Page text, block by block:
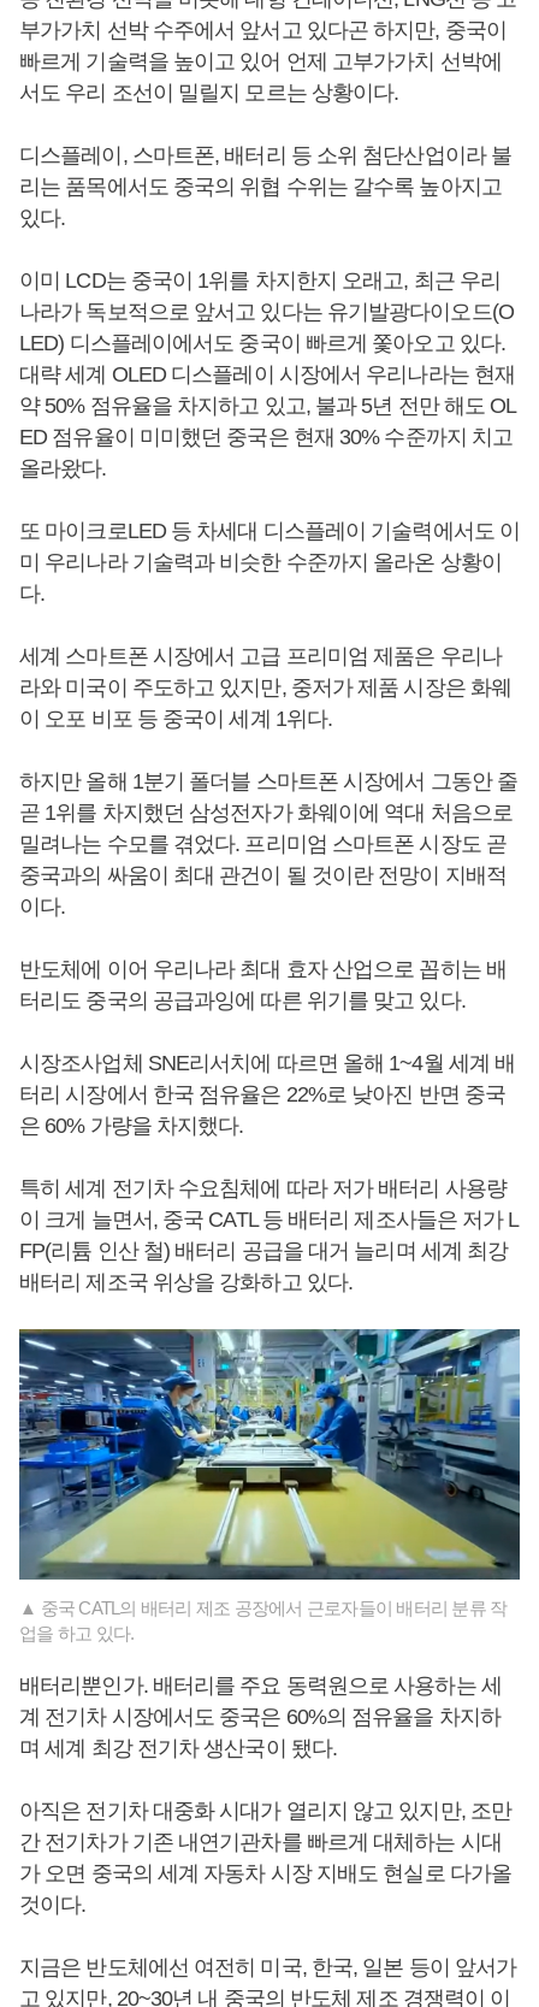
부가가치 선박 수주에서 앞서고 있다곤 하지만, 중국이
빠르게 기술력을 높이고 있어 언제 고부가가치 선박에
서도 우리 조선이 밀릴지 모르는 상황이다.
디스플레이, 스마트폰, 배터리 등 소위 첨단산업이라 불
리는 품목에서도 중국의 위협 수위는 갈수록 높아지고
있다.
이미 LCD는 중국이 1위를 차지한지 오래고, 최근 우리
나라가 독보적으로 앞서고 있다는 유기발광다이오드(O
LED) 디스플레이에서도 중국이 빠르게 쫓아오고 있다.
대략 세계 OLED 디스플레이 시장에서 우리나라는 현재
약 50% 점유율을 차지하고 있고, 불과 5년 전만 해도 OL
ED 점유율이 미미했던 중국은 현재 30% 수준까지 치고
올라왔다.
또 마이크로LED 등 차세대 디스플레이 기술력에서도 이
미 우리나라 기술력과 비슷한 수준까지 올라온 상황이
다.
세계 스마트폰 시장에서 고급 프리미엄 제품은 우리나
라와 미국이 주도하고 있지만, 중저가 제품 시장은 화웨
이 오포 비포 등 중국이 세계 1위다.
하지만 올해 1분기 폴더블 스마트폰 시장에서 그동안 줄
곧 1위를 차지했던 삼성전자가 화웨이에 역대 처음으로
밀려나는 수모를 겪었다. 프리미엄 스마트폰 시장도 곧
중국과의 싸움이 최대 관건이 될 것이란 전망이 지배적
이다.
반도체에 이어 우리나라 최대 효자 산업으로 꼽히는 배
터리도 중국의 공급과잉에 따른 위기를 맞고 있다.
시장조사업체 SNE리서치에 따르면 올해 1~4월 세계 배
터리 시장에서 한국 점유율은 22%로 낮아진 반면 중국
은 60% 가량을 차지했다.
특히 세계 전기차 수요침체에 따라 저가 배터리 사용량
이 크게 늘면서, 중국 CATL 등 배터리 제조사들은 저가 L
FP(리튬 인산 철) 배터리 공급을 대거 늘리며 세계 최강
배터리 제조국 위상을 강화하고 있다.
▲ 중국 CATL의 배터리 제조 공장에서 근로자들이 배터리 분류 작
업을 하고 있다.
배터리뿐인가. 배터리를 주요 동력원으로 사용하는 세
계 전기차 시장에서도 중국은 60%의 점유율을 차지하
며 세계 최강 전기차 생산국이 됐다.
아직은 전기차 대중화 시대가 열리지 않고 있지만, 조만
간 전기차가 기존 내연기관차를 빠르게 대체하는 시대
가 오면 중국의 세계 자동차 시장 지배도 현실로 다가올
것이다.
지금은 반도체에선 여전히 미국, 한국, 일본 등이 앞서가
고 있지만, 20~30년 내 중국의 반도체 제조 경쟁력이 이